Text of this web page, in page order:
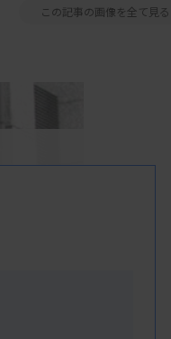
この記事の画像を全て見る